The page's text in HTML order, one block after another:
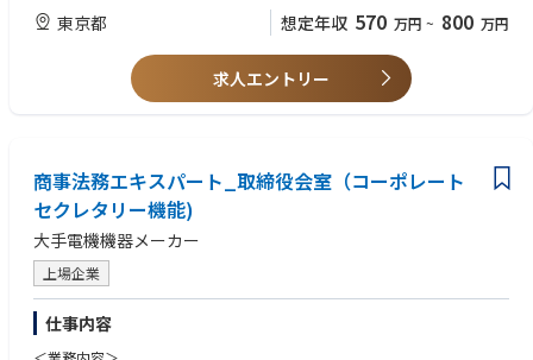
・部署マネジメント
・株式関連業務
■経験豊富な総務部長のもとで業務を学び
管理部 総務課
┗部長
┗課長 ★お任せしたいポジション
┗メンバー3名
総務実務 ：株主総会、取締役会、登記、規程改定、文書管理の経験
管理職力 ：部門運営、業務改善、進捗管理、関係部署調整の経験
ガバナンス：内部統制、情報管理、開示、コンプライアンス対応
対人能力 ：社内外調整、役員対応、外部専門家との折衝能力
特に、「規程整備・リスク対応・登記・契約管理」の理解がある方は実務
適合性が高いため
・サステナビリティ面の知見がある方
特に、「開示対応、ESG、ガバナンス推進」の理解があると将来性が見込
めるため
東京都 想定年収 570 万円 ~ 800 万円
求人エントリー
商事法務エキスパート_取締役会室（コーポレート
セクレタリー機能)
大手電機機器メーカー
上場企業
仕事内容